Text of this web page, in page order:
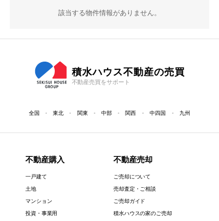
該当する物件情報がありません。
積水ハウス不動産の売買
不動産売買をサポート
全国 東北 関東 中部 関西 中四国 九州
不動産購入
一戸建て
土地
マンション
投資・事業用
不動産売却
ご売却について
売却査定・ご相談
ご売却ガイド
積水ハウスの家のご売却